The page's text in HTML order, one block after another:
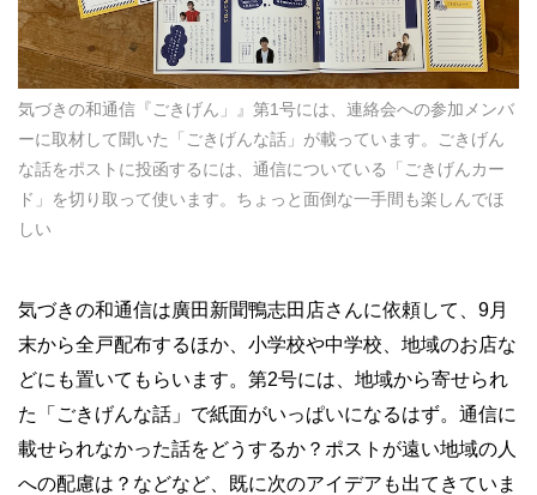
気づきの和通信『ごきげん」』第1号には、連絡会への参加メンバ
ーに取材して聞いた「ごきげんな話」が載っています。ごきげん
な話をポストに投函するには、通信についている「ごきげんカー
ド」を切り取って使います。ちょっと面倒な一手間も楽しんでほ
しい
気づきの和通信は廣田新聞鴨志田店さんに依頼して、9月
末から全戸配布するほか、小学校や中学校、地域のお店な
どにも置いてもらいます。第2号には、地域から寄せられ
た「ごきげんな話」で紙面がいっぱいになるはず。通信に
載せられなかった話をどうするか？ポストが遠い地域の人
への配慮は？などなど、既に次のアイデアも出てきていま